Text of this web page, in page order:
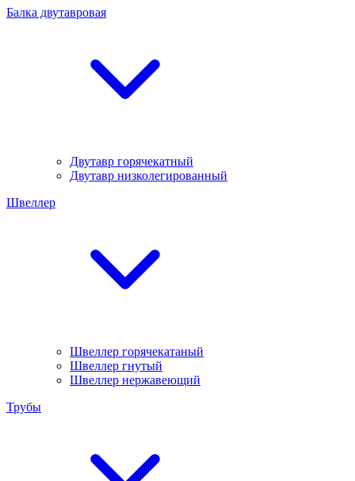
Балка двутавровая
Двутавр горячекатный
Двутавр низколегированный
Швеллер
Швеллер горячекатаный
Швеллер гнутый
Швеллер нержавеющий
Трубы